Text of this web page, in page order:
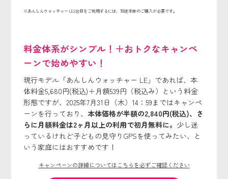
※あんしんウォッチャー LE2台目をご利用するには、別途本体のご購入が必要です。
料金体系がシンプル！＋おトクなキャンペ
ーンで始めやすい！
現行モデル「あんしんウォッチャー LE」であれば、本
体料金5,680円(税込)＋月額539円（税込み）という料金
形態ですが、2025年7月31日（木）14：59まではキャンペ
ーンを行っており、本体価格が半額の2,840円(税込)、さ
らに月額料金は2ヶ月以上の利用で初月無料に。 少し迷
っているけれど子どもの見守りGPSを使ってみたい、と
いう家庭にはおすすめです！
キャンペーンの詳細についてはこちらを必ずご確認ください